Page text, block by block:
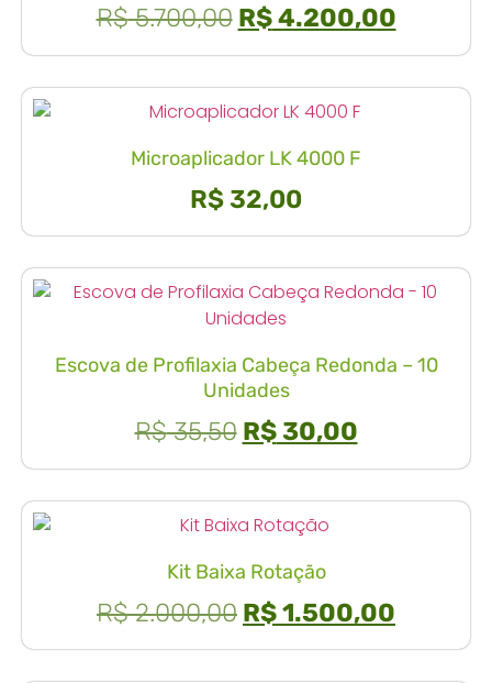
R$5.700,00 R$4.200,00
Microaplicador LK 4000 F
R$ 32,00
Escova de Profilaxia Cabeça Redonda – 10
Unidades
R$35,50 R$30,00
Kit Baixa Rotação
R$2.000,00 R$1.500,00